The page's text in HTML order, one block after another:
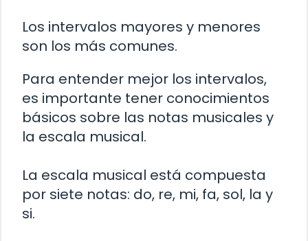
Los intervalos mayores y menores
son los más comunes.
Para entender mejor los intervalos,
es importante tener conocimientos
básicos sobre las notas musicales y
la escala musical.
La escala musical está compuesta
por siete notas: do, re, mi, fa, sol, la y
si.